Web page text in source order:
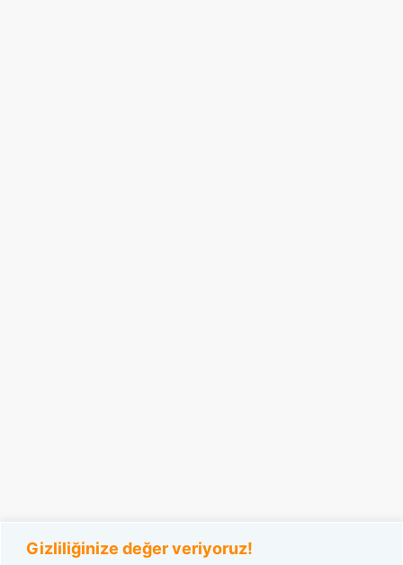
Gizliliğinize değer veriyoruz!